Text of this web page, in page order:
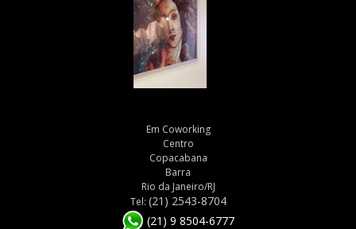
Em Coworking
Centro
Copacabana
Barra
Rio da Janeiro/RJ
Tel: (21) 2543-8704
(21) 9 8504-6777